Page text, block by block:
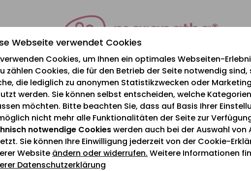
Webseite verwendet Cookies
Cookies, um Ihnen ein optimales Webseiten-
zählen Cookies, die für den Betrieb der Seite notwendig sind,
die lediglich zu anonymen Statistikzwecken oder
werden. Sie können selbst entscheiden, welche
möchten. Bitte beachten Sie, dass auf Basis Ihrer
nicht mehr alle Funktionalitäten der Seite zur
notwendige Cookieswerden auch bei der Auswahl von
Sie können Ihre Einwilligung jederzeit von der Cookie-
Website ändern oder widerrufen. Weitere Informationen
Datenschutzerklärung